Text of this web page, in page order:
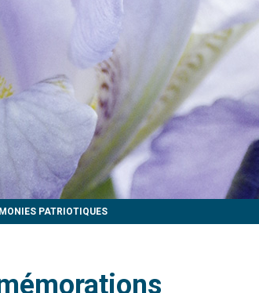
PATRIOTIQUES